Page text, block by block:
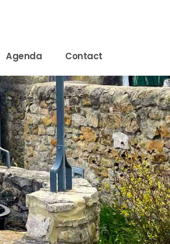
Agenda Contact